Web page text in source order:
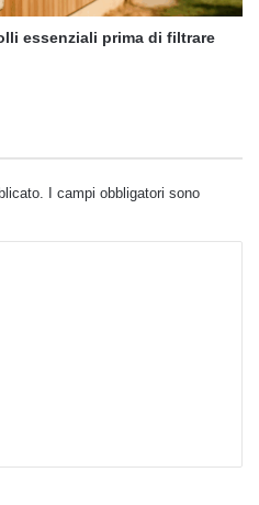
essenziali prima di filtrare
I campi obbligatori sono